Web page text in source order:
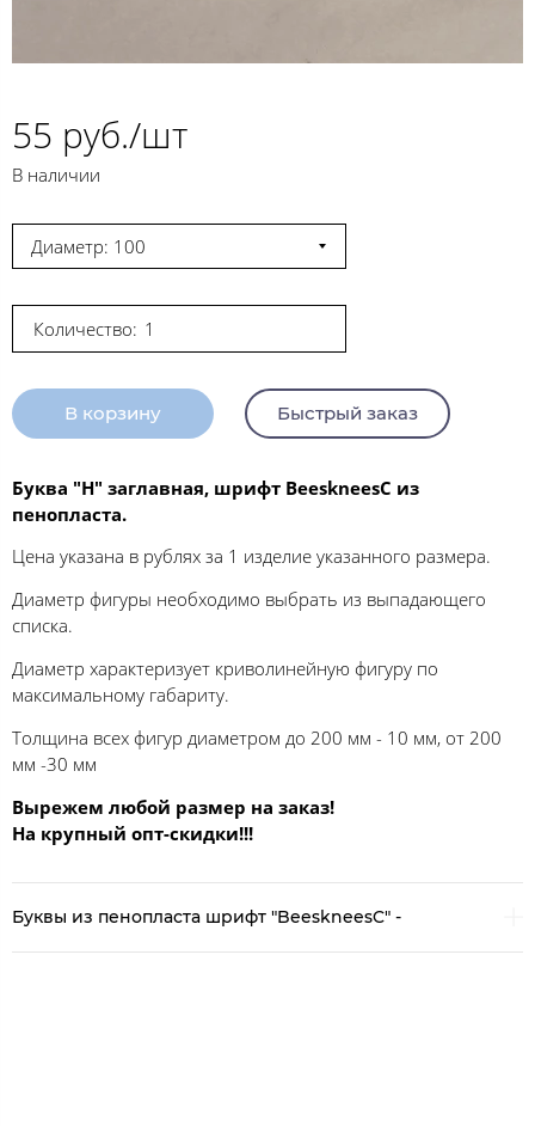
55 руб./шт
В наличии
Диаметр: 100
Количество:
В корзину Быстрый заказ
Буква "Н" заглавная, шрифт BeeskneesC из
пенопласта.
Цена указана в рублях за 1 изделие указанного размера.
Диаметр фигуры необходимо выбрать из выпадающего
списка.
Диаметр характеризует криволинейную фигуру по
максимальному габариту.
Толщина всех фигур диаметром до 200 мм - 10 мм, от 200
мм -30 мм
Вырежем любой размер на заказ!
На крупный опт-скидки!!!
Буквы из пенопласта шрифт "BeeskneesC" -